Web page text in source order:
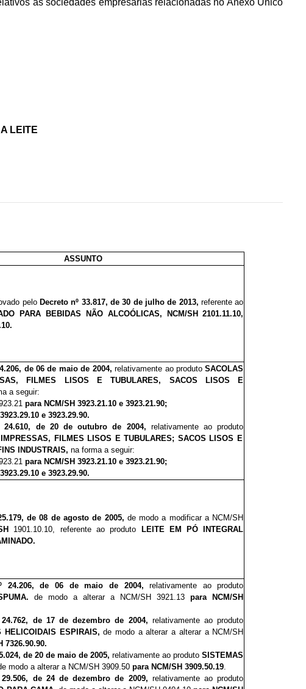
às sociedades empresárias relacionadas no Anexo Único
LEITE
ASSUNTO
pelo Decreto nº 33.817, de 30 de julho de 2013,referente ao
PARA BEBIDAS NÃO ALCOÓLICAS, NCM/SH2101.11.10,
de 06 de maio de 2004,relativamente ao produtoSACOLAS
FILMES LISOS E TUBULARES, SACOS LISOS E
a seguir:
para NCM/SH 3923.21.10 e 3923.21.90;
e 3923.29.90.
24.610, de 20 de outubro de 2004, relativamente ao produto
FILMES LISOS E TUBULARES; SACOS LISOS E
INDUSTRAIS,na forma a seguir:
para NCM/SH 3923.21.10 e 3923.21.90;
e 3923.29.90.
de 08 de agosto de 2005, de modo a modificar a NCM/SH
1901.10.10, referente ao produto
LEITE EM PÓ INTEGRAL
24.206, de 06 de maio de 2004,relativamente ao produto
de modo a alterar a NCM/SH 3921.13para NCM/SH
24.762, de 17 de dezembro de 2004, relativamente ao produto
HELICOIDAIS ESPIRAIS, de modo a alterar a alterar a NCM/SH
7326.90.90.
de 20 de maio de 2005,relativamente ao produtoSISTEMAS
modo a alterar a NCM/SH 3909.50para NCM/SH 3909.50.19.
29.506, de 24 de dezembro de 2009, relativamente ao produto